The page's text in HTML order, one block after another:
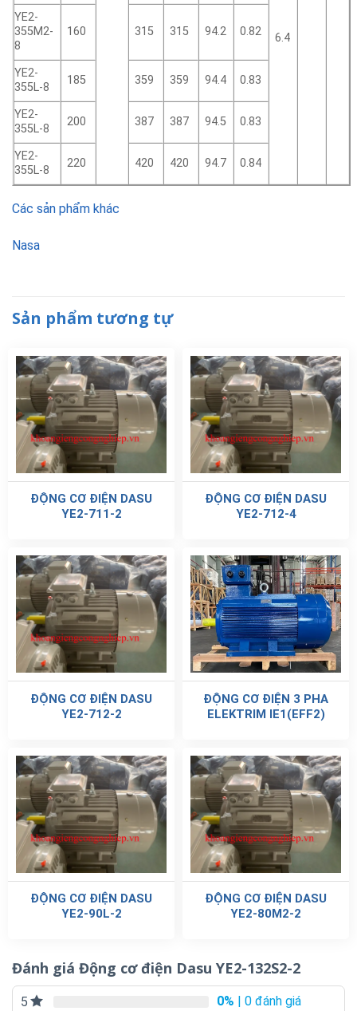
6.4
YE2-
355M2-
8
160 315 315 94.2 0.82
YE2-
355L-8
185 359 359 94.4 0.83
YE2-
355L-8
200 387 387 94.5 0.83
YE2-
355L-8
220 420 420 94.7 0.84
Các sản phẩm khác
Nasa
Sản phẩm tương tự
ĐỘNG CƠ ĐIỆN DASU
YE2-711-2
ĐỘNG CƠ ĐIỆN DASU
YE2-712-4
ĐỘNG CƠ ĐIỆN DASU
YE2-712-2
ĐỘNG CƠ ĐIỆN 3 PHA
ELEKTRIM IE1(EFF2)
ĐỘNG CƠ ĐIỆN DASU
YE2-90L-2
ĐỘNG CƠ ĐIỆN DASU
YE2-80M2-2
Đánh giá Động cơ điện Dasu YE2-132S2-2
5 0% | 0 đánh giá